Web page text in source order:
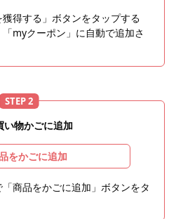
得する」ボタンをタップする
myクーポン」に自動で追加さ
い物かごに追加
をかごに追加
商品をかごに追加」ボタンをタ
STEP 2